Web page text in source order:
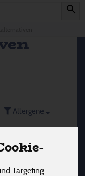
Targeting
Allergene